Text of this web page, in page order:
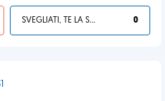
SVEGLIATI, TE LA SEI CERCATA! 0